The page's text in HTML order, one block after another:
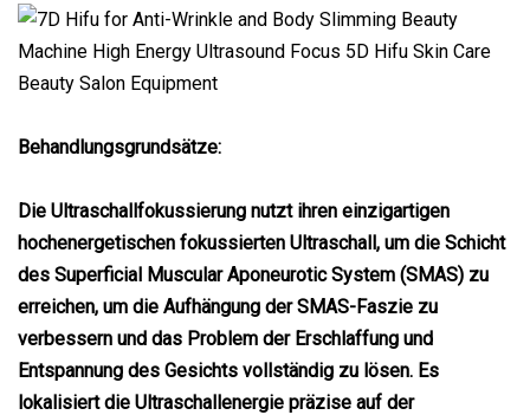
Behandlungsgrundsätze:
Die Ultraschallfokussierung nutzt ihren einzigartigen
hochenergetischen fokussierten Ultraschall, um die Schicht
des Superficial Muscular Aponeurotic System (SMAS) zu
erreichen, um die Aufhängung der SMAS-Faszie zu
verbessern und das Problem der Erschlaffung und
Entspannung des Gesichts vollständig zu lösen. Es
lokalisiert die Ultraschallenergie präzise auf der